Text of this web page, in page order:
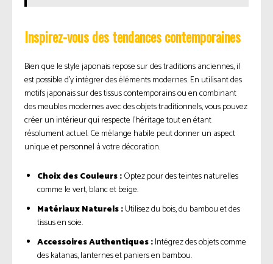
Inspirez-vous des tendances contemporaines
Bien que le style japonais repose sur des traditions anciennes, il
est possible d’y intégrer des éléments modernes. En utilisant des
motifs japonais sur des tissus contemporains ou en combinant
des meubles modernes avec des objets traditionnels, vous pouvez
créer un intérieur qui respecte l’héritage tout en étant
résolument actuel. Ce mélange habile peut donner un aspect
unique et personnel à votre décoration.
Choix des Couleurs :Optez pour des teintes naturelles
comme le vert, blanc et beige.
Matériaux Naturels :Utilisez du bois, du bambou et des
tissus en soie.
Accessoires Authentiques :Intégrez des objets comme
des katanas, lanternes et paniers en bambou.